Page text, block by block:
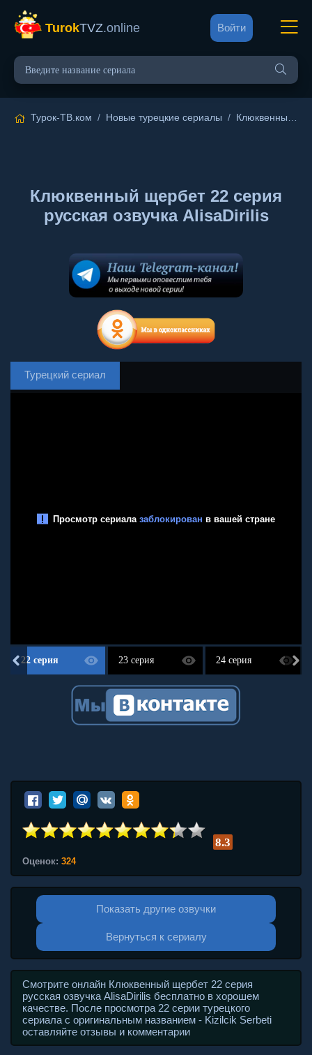
TurokTVZ.online Войти
Турок-ТВ.ком / Новые турецкие сериалы / Клюквенный щербет
Клюквенный щербет 22 серия
русская озвучка AlisaDirilis
Турецкий сериал
22 серия 23 серия 24 серия
8.3
Оценок: 324
Показать другие озвучки
Вернуться к сериалу
Смотрите онлайн Клюквенный щербет 22 серия
русская озвучка AlisaDirilis бесплатно в хорошем
качестве. После просмотра 22 серии турецкого
сериала с оригинальным названием - Kizilcik Serbeti
оставляйте отзывы и комментарии